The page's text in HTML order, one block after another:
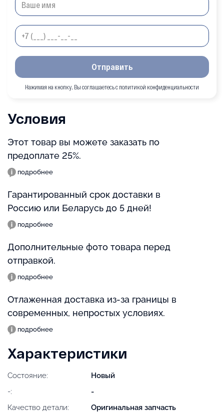
Отправить
Нажимая на кнопку, Вы соглашаетесь с политикой конфиденциальности
Условия
Этот товар вы можете заказать по
предоплате 25%.
подробнее
Гарантированный срок доставки в
Россию или Беларусь до 5 дней!
подробнее
Дополнительные фото товара перед
отправкой.
подробнее
Отлаженная доставка из-за границы в
современных, непростых условиях.
подробнее
Характеристики
Состояние:
Новый
-:
-
Качество детали:
Оригинальная запчасть